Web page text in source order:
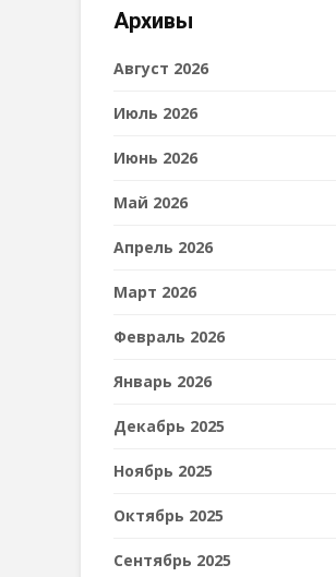
Архивы
Август 2026
Июль 2026
Июнь 2026
Май 2026
Апрель 2026
Март 2026
Февраль 2026
Январь 2026
Декабрь 2025
Ноябрь 2025
Октябрь 2025
Сентябрь 2025